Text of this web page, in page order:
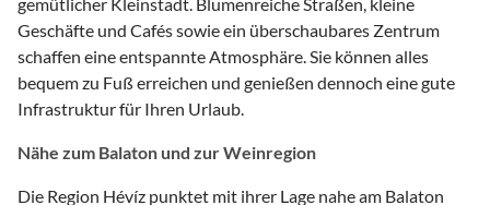
Geschäfte und Cafés sowie ein überschaubares Zentrum
schaffen eine entspannte Atmosphäre. Sie können alles
bequem zu Fuß erreichen und genießen dennoch eine gute
Infrastruktur für Ihren Urlaub.
Nähe zum Balaton und zur Weinregion
Die Region Hévíz punktet mit ihrer Lage nahe am Balaton